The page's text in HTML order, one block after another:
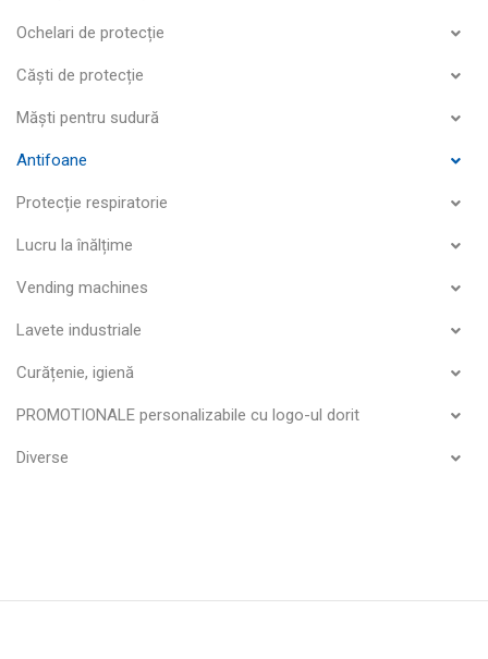
Ochelari de protecție
Căști de protecție
Măști pentru sudură
Antifoane
Protecție respiratorie
Lucru la înălțime
Vending machines
Lavete industriale
Curățenie, igienă
PROMOTIONALE personalizabile cu logo-ul dorit
Diverse